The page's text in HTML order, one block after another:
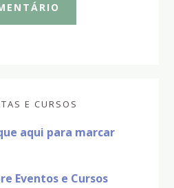
E CURSOS
aqui para marcar
Eventos e Cursos